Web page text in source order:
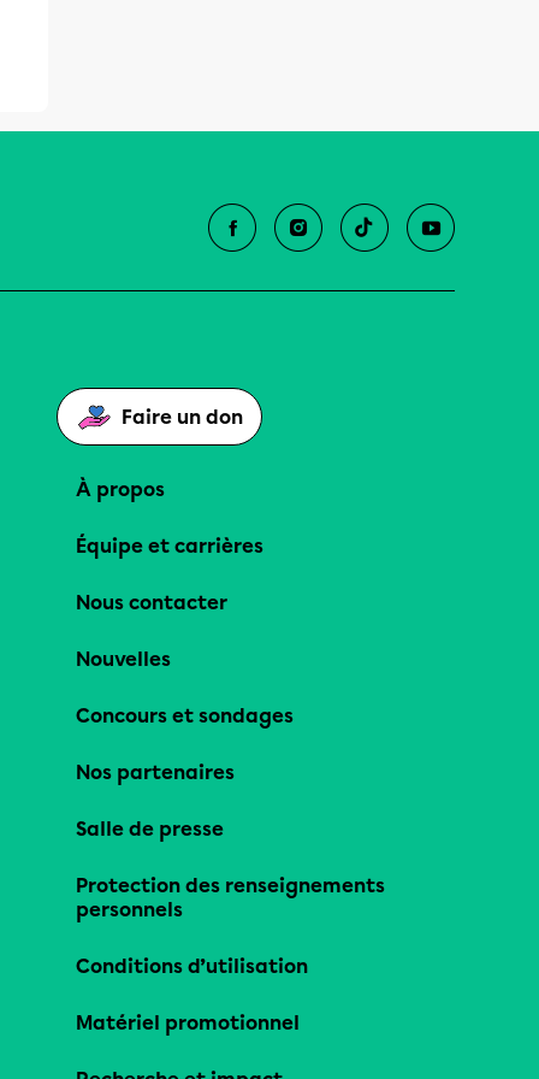
Faire un don
À propos
Équipe et carrières
Nous contacter
Nouvelles
Concours et sondages
Nos partenaires
Salle de presse
Protection des renseignements
personnels
Conditions d’utilisation
Matériel promotionnel